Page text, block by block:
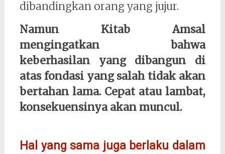
dibandingkan orang yang jujur.
Namun Kitab Amsal
mengingatkan bahwa
keberhasilan yang dibangun di
atas fondasi yang salah tidak akan
bertahan lama. Cepat atau lambat,
konsekuensinya akan muncul.
Hal yang sama juga berlaku dalam